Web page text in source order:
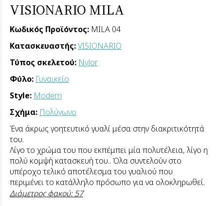
VISIONARIO MILA
Κωδικός Προϊόντος: MILA 04
Κατασκευαστής:VISIONARIO
Τύπος σκελετού: Nylor
Φύλο: Γυναικείο
Style: Modern
Σχήμα: Πολύγωνο
Ένα άκρως γοητευτικό γυαλί μέσα στην διακριτικότητά
του.
Λίγο το χρώμα του που εκπέμπει μία πολυτέλεια, λίγο η
πολύ κομψή κατασκευή του.. Όλα συντελούν στο
υπέροχο τελικό αποτέλεσμα του γυαλιού που
περιμένει το κατάλληλο πρόσωπο για να ολοκληρωθεί.
Διάμετρος φακού: 57